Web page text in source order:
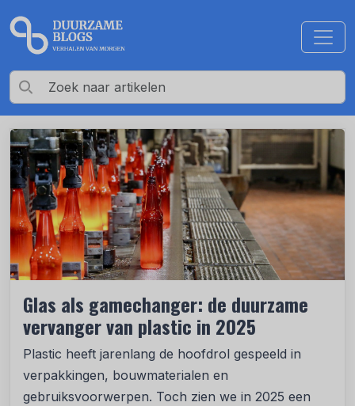
Glas als gamechanger: de duurzame
vervanger van plastic in 2025
Plastic heeft jarenlang de hoofdrol gespeeld in
verpakkingen, bouwmaterialen en
gebruiksvoorwerpen. Toch zien we in 2025 een